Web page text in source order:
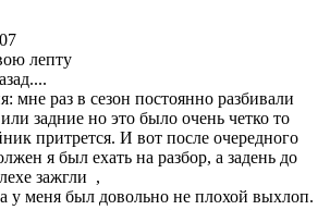
лепту
мне раз в сезон постоянно разбивали
задние но это было очень четко то
притрется. И вот после очередного
я был ехать на разбор, а задень до
зажгли ,
у меня был довольно не плохой выхлоп.